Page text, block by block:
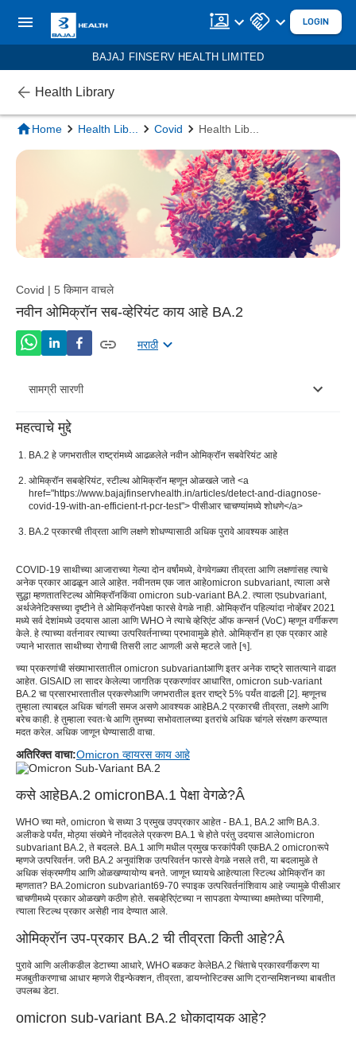
LOGIN
BAJAJ FINSERV HEALTH LIMITED
Health Library
Home Health Lib Covid Health Lib
Covid | 5 किमान वाचले
नवीन ओमिक्रॉन सब-व्हेरियंट काय आहे BA.2
मराठी
सामग्री सारणी
कसे आहेBA.2 omicronBA.1 पेक्षा वेगळे?Â
omicron sub-variant BA.2 धोकादायक आहे?
COVID-19 साथीच्या रोगाद्वारे विविध प्रकार
काय सामान्य आहेतBA.2 भिन्न लक्षणे?Â
यापासून तुम्ही स्वतःचे संरक्षण कसे करू शकतास्टिल्थ ओमिक्रॉन?
Â
महत्वाचे मुद्दे
BA.2 हे जगभरातील राष्ट्रांमध्ये आढळलेले नवीन ओमिक्रॉन सबवेरियंट आहे
ओमिक्रॉन सबव्हेरियंट, स्टील्थ ओमिक्रॉन म्हणून ओळखले जाते <a
href="https://www.bajajfinservhealth.in/articles/detect-and-diagnose-
covid-19-with-an-efficient-rt-pcr-test"> पीसीआर चाचण्यांमध्ये शोधणे</a>
BA.2 प्रकारची तीव्रता आणि लक्षणे शोधण्यासाठी अधिक पुरावे आवश्यक आहेत
COVID-19 साथीच्या आजाराच्या गेल्या दोन वर्षांमध्ये, वेगवेगळ्या तीव्रता आणि लक्षणांसह त्याचे
अनेक प्रकार आढळून आले आहेत. नवीनतम एक जात आहेomicron subvariant, त्याला असे
सुद्धा म्हणतातस्टिल्थ ओमिक्रॉनकिंवा omicron sub-variant BA.2. त्याला एsubvariant,
अर्थजेनेटिक्सच्या दृष्टीने ते ओमिक्रॉनपेक्षा फारसे वेगळे नाही. ओमिक्रॉन पहिल्यांदा नोव्हेंबर 2021
मध्ये सर्व देशांमध्ये उदयास आला आणि WHO ने त्याचे व्हेरिएंट ऑफ कन्सर्न (VoC) म्हणून वर्गीकरण
केले. हे त्याच्या वर्तनावर त्याच्या उत्परिवर्तनाच्या प्रभावामुळे होते. ओमिक्रॉन हा एक प्रकार आहे
ज्याने भारतात साथीच्या रोगाची तिसरी लाट आणली असे म्हटले जाते [१].
च्या प्रकरणांची संख्याभारतातील omicron subvariantआणि इतर अनेक राष्ट्रे सातत्याने वाढत
आहेत. GISAID ला सादर केलेल्या जागतिक प्रकरणांवर आधारित, omicron sub-variant
BA.2 चा प्रसारभारतातील प्रकरणेआणि जगभरातील इतर राष्ट्रे 5% पर्यंत वाढली [2]. म्हणूनच
तुम्हाला त्याबद्दल अधिक चांगली समज असणे आवश्यक आहेBA.2 प्रकारची तीव्रता, लक्षणे आणि
बरेच काही. हे तुम्हाला स्वतःचे आणि तुमच्या सभोवतालच्या इतरांचे अधिक चांगले संरक्षण करण्यात
मदत करेल. अधिक जाणून घेण्यासाठी वाचा.
अतिरिक्त वाचा:Omicron व्हायरस काय आहे
कसे आहेBA.2 omicronBA.1 पेक्षा वेगळे?Â
WHO च्या मते, omicron चे सध्या 3 प्रमुख उपप्रकार आहेत - BA.1, BA.2 आणि BA.3.
अलीकडे पर्यंत, मोठ्या संख्येने नोंदवलेले प्रकरण BA.1 चे होते परंतु उदयास आलेomicron
subvariant BA.2, ते बदलले. BA.1 आणि मधील प्रमुख फरकांपैकी एकBA.2 omicronरूपे
म्हणजे उत्परिवर्तन. जरी BA.2 अनुवांशिक उत्परिवर्तन फारसे वेगळे नसले तरी, या बदलामुळे ते
अधिक संक्रमणीय आणि ओळखण्यायोग्य बनते. जाणून घ्यायचे आहेत्याला स्टिल्थ ओमिक्रॉन का
म्हणतात? BA.2omicron subvariant69-70 स्पाइक उत्परिवर्तनांशिवाय आहे ज्यामुळे पीसीआर
चाचणीमध्ये प्रकार ओळखणे कठीण होते. सबव्हेरिएंटच्या न सापडता येण्याच्या क्षमतेच्या परिणामी,
त्याला स्टिल्थ प्रकार असेही नाव देण्यात आले.
ओमिक्रॉन उप-प्रकार BA.2 ची तीव्रता किती आहे?Â
पुरावे आणि अलीकडील डेटाच्या आधारे, WHO बळकट केलेBA.2 चिंताचे प्रकारवर्गीकरण या
मजबुतीकरणाचा आधार म्हणजे रीइन्फेक्शन, तीव्रता, डायग्नोस्टिक्स आणि ट्रान्समिशनच्या बाबतीत
उपलब्ध डेटा.
omicron sub-variant BA.2 धोकादायक आहे?